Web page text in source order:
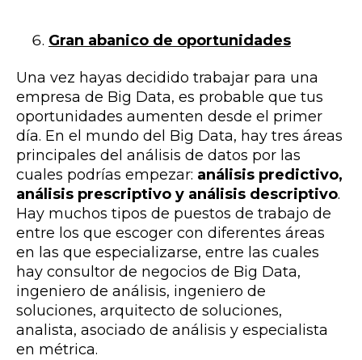
Gran abanico de oportunidades
Una vez hayas decidido trabajar para una
empresa de Big Data, es probable que tus
oportunidades aumenten desde el primer
día. En el mundo del Big Data, hay tres áreas
principales del análisis de datos por las
cuales podrías empezar: análisis predictivo,
análisis prescriptivo y análisis descriptivo.
Hay muchos tipos de puestos de trabajo de
entre los que escoger con diferentes áreas
en las que especializarse, entre las cuales
hay consultor de negocios de Big Data,
ingeniero de análisis, ingeniero de
soluciones, arquitecto de soluciones,
analista, asociado de análisis y especialista
en métrica.